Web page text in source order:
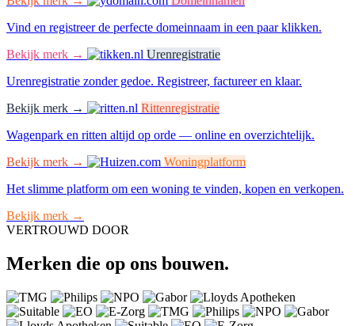
Vind en registreer de perfecte domeinnaam in een paar klikken.
Bekijk merk →
Urenregistratie
Urenregistratie zonder gedoe. Registreer, factureer en klaar.
Bekijk merk →
Rittenregistratie
Wagenpark en ritten altijd op orde — online en overzichtelijk.
Bekijk merk →
Woningplatform
Het slimme platform om een woning te vinden, kopen en verkopen.
Bekijk merk →
VERTROUWD DOOR
Merken die op ons bouwen.